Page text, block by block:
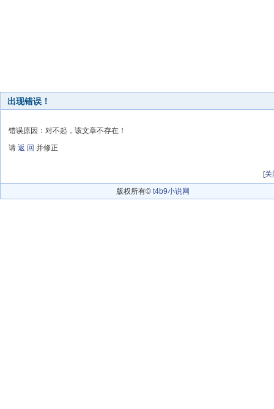
出现错误！
错误原因：对不起，该文章不存在！
请 返 回 并修正
[关
版权所有© t4b9小说网